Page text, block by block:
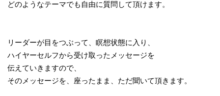
どのようなテーマでも自由に質問して頂けます。
リーダーが目 をつぶって、瞑想状態に入り、
ハイヤーセルフから受け取ったメッセージを
伝えていきますので、
そのメッセージを、座ったまま、ただ聞いて頂きます。